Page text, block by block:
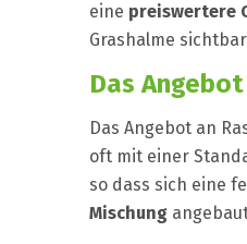
eine preiswertere
Grashalme
Das
Das Angebot an
oft mit einer
so dass sich eine
Mischung